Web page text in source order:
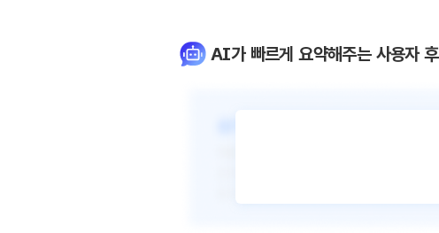
AI가 빠르게 요약해주는 사용자